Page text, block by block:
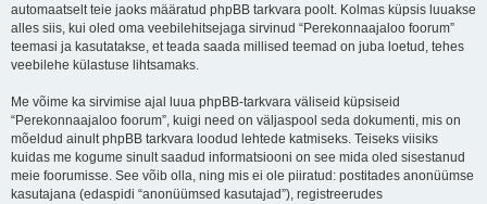
automaatselt teie jaoks määratud phpBB tarkvara poolt. Kolmas küpsis luuakse
alles siis, kui oled oma veebilehitsejaga sirvinud “Perekonnaajaloo foorum”
teemasi ja kasutatakse, et teada saada millised teemad on juba loetud, tehes
veebilehe külastuse lihtsamaks.
Me võime ka sirvimise ajal luua phpBB-tarkvara väliseid küpsiseid
“Perekonnaajaloo foorum”, kuigi need on väljaspool seda dokumenti, mis on
mõeldud ainult phpBB tarkvara loodud lehtede katmiseks. Teiseks viisiks
kuidas me kogume sinult saadud informatsiooni on see mida oled sisestanud
meie foorumisse. See võib olla, ning mis ei ole piiratud: postitades anonüümse
kasutajana (edaspidi “anonüümsed kasutajad”), registreerudes